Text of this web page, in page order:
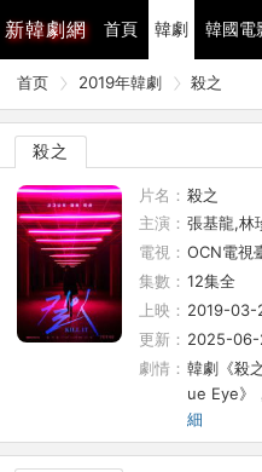
新韓劇網 首頁 韓劇 韓國電
首页 2019年韓劇 殺之
殺之
片名： 殺之
主演： 張基龍,林
電視： OCN電視
集數： 12集全
上映： 2019-03-
更新： 2025-
劇情： 韓劇《殺
ue Eye》
細